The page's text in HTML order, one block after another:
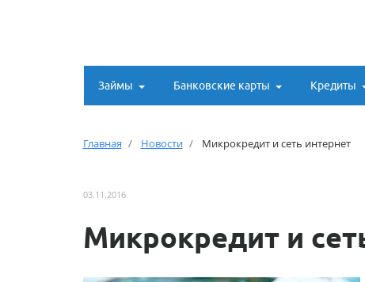
Займы Банковские карты Кредиты
Главная Новости Микрокредит и сеть интернет
03.11.2016
Микрокредит и